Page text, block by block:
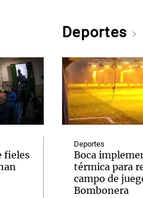
fieles
Deportes
Deportes
Boca
térmica para
campo de
Bombonera